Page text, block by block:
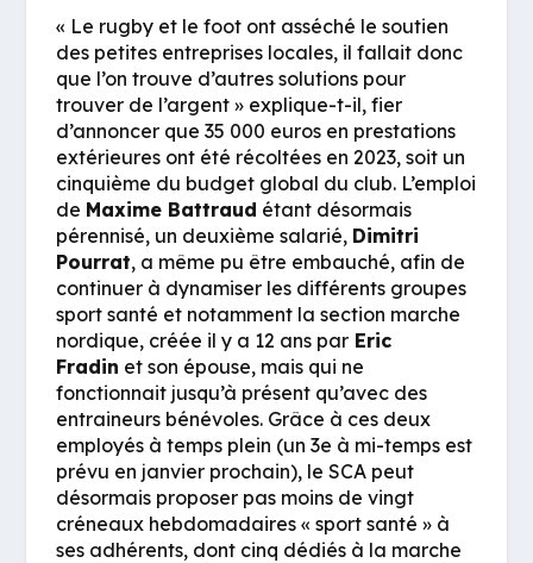
« Le rugby et le foot ont asséché le soutien
des petites entreprises locales, il fallait donc
que l’on trouve d’autres solutions pour
trouver de l’argent » explique-t-il, fier
d’annoncer que 35 000 euros en prestations
extérieures ont été récoltées en 2023, soit un
cinquième du budget global du club. L’emploi
de Maxime Battraud étant désormais
pérennisé, un deuxième salarié, Dimitri
Pourrat, a même pu être embauché, afin de
continuer à dynamiser les différents groupes
sport santé et notamment la section marche
nordique, créée il y a 12 ans par Eric
Fradin et son épouse, mais qui ne
fonctionnait jusqu’à présent qu’avec des
entraineurs bénévoles. Grâce à ces deux
employés à temps plein (un 3e à mi-temps est
prévu en janvier prochain), le SCA peut
désormais proposer pas moins de vingt
créneaux hebdomadaires « sport santé » à
ses adhérents, dont cinq dédiés à la marche